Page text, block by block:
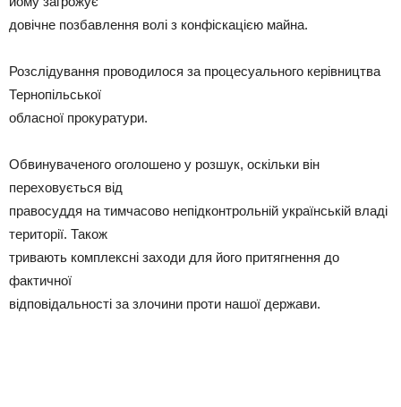
довічне позбавлення волі з конфіскацією майна.
Розслідування проводилося за процесуального керівництва
Тернопільської
обласної прокуратури.
Обвинуваченого оголошено у розшук, оскільки він
переховується від
правосуддя на тимчасово непідконтрольній українській владі
території. Також
тривають комплексні заходи для його притягнення до
фактичної
відповідальності за злочини проти нашої держави.